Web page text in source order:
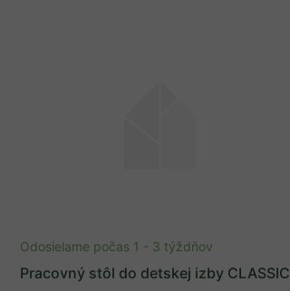
Pracovný stôl do detskej izby CLASSIC
Odosielame počas 1 - 3 týždňov